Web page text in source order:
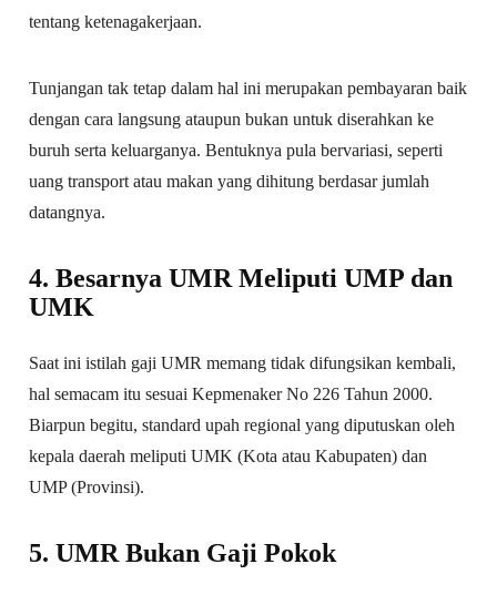
tentang ketenagakerjaan.
Tunjangan tak tetap dalam hal ini merupakan pembayaran baik
dengan cara langsung ataupun bukan untuk diserahkan ke
buruh serta keluarganya. Bentuknya pula bervariasi, seperti
uang transport atau makan yang dihitung berdasar jumlah
datangnya.
4. Besarnya UMR Meliputi UMP dan
UMK
Saat ini istilah gaji UMR memang tidak difungsikan kembali,
hal semacam itu sesuai Kepmenaker No 226 Tahun 2000.
Biarpun begitu, standard upah regional yang diputuskan oleh
kepala daerah meliputi UMK (Kota atau Kabupaten) dan
UMP (Provinsi).
5. UMR Bukan Gaji Pokok